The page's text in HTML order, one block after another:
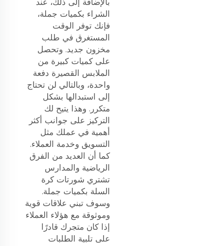
بالإضافة إلى ذلك، عند
الشراء بكميات جملة،
فإنك توفر الوقت
المستغرق في طلب
مخزون جديد. وتحصل
على كميات كبيرة من
الملابس القصيرة دفعة
واحدة، وبالتالي لن تحتاج
إلى استبدالها بشكل
متكرر. وهذا يتيح لك
التركيز على جوانب أكثر
أهمية في عملك مثل
التسويق وخدمة العملاء.
كما أن العديد من الفرق
الرياضية والمدارس
تشتري شورتات كرة
السلة بكميات جملة.
وسوف تبني علاقات قوية
وموثوقة مع هؤلاء العملاء
إذا كان متجرك قادرًا
على تلبية الطلبات